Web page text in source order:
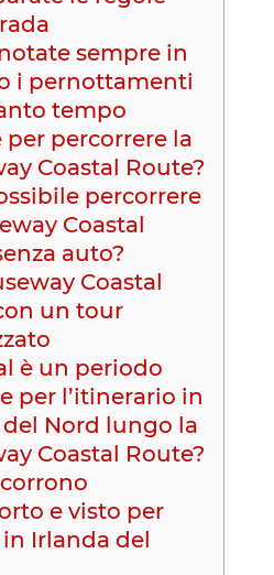
sempre in
i pernottamenti
tempo
per percorrere la
Coastal Route?
percorrere
Coastal
auto?
Coastal
un tour
è un periodo
per l’itinerario in
Nord lungo la
Coastal Route?
e visto per
Irlanda del